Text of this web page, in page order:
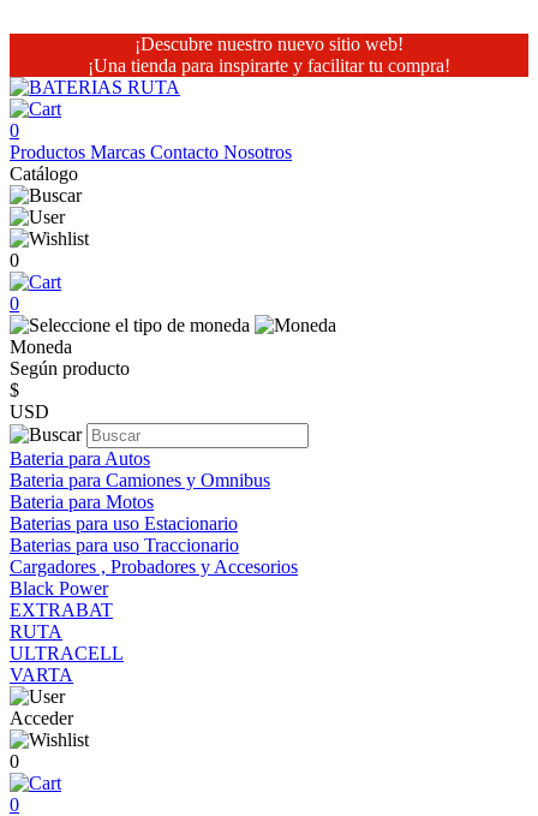
¡Descubre nuestro nuevo sitio web!
¡Una tienda para inspirarte y facilitar tu compra!
0
Productos Marcas Contacto Nosotros
Catálogo
0
0
Moneda
Según producto
$
USD
Bateria para Autos
Bateria para Camiones y Omnibus
Bateria para Motos
Baterias para uso Estacionario
Baterias para uso Traccionario
Cargadores , Probadores y Accesorios
Black Power
EXTRABAT
RUTA
ULTRACELL
VARTA
Acceder
0
0